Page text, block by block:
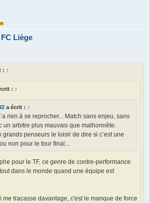
Liège
: ↑
: ↑
a écrit : ↑
rien à se reprocher... Match sans enjeu, sans
un arbitre plus mauvais que malhonnête.
grands penseurs le loisir de dire si c’est une
non pour le tour final...
pour le TF, ce genre de contre-performance
dans le monde quand une équipe est
me tracasse davantage, c'est le manque de force